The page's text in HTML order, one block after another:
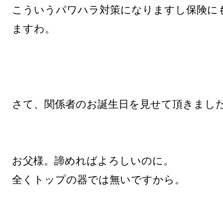
こういうパワハラ対策になりますし保険に
ますわ。
さて、関係者のお誕生日を見せて頂きまし
お父様。諦めればよろしいのに。
全くトップの器では無いですから。